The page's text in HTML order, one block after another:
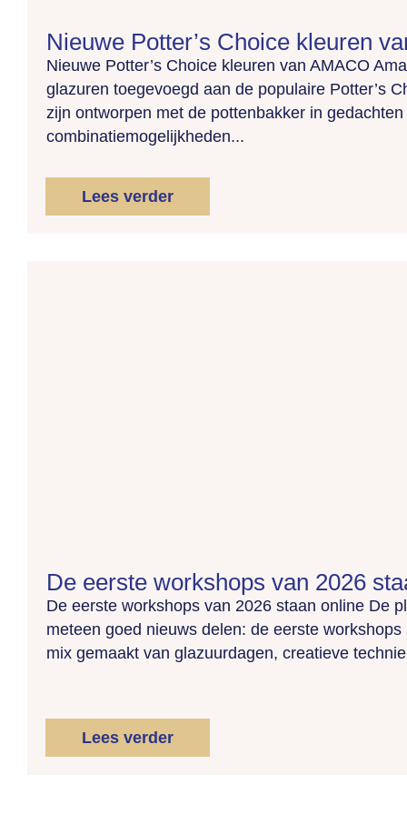
Nieuwe Potter’s Choice kleuren
Nieuwe Potter’s Choice kleuren van AMACO
glazuren toegevoegd aan de populaire Potter’s
zijn ontworpen met de pottenbakker in
combinatiemogelijkheden...
Lees verder
De eerste workshops van 2026
De eerste workshops van 2026 staan online De
meteen goed nieuws delen: de eerste
mix gemaakt van glazuurdagen, creatieve
Lees verder